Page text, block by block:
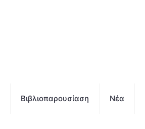
Βιβλιοπαρουσίαση Νέα